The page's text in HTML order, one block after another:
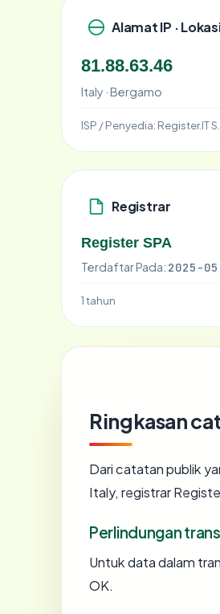
Alamat IP ·
81.88.63.46
Italy · Bergamo
ISP / Penyedia: Register.IT
Registrar
Register SPA
Terdaftar Pada: 2025-
1 tahun
Ringkasan
Dari catatan publik
Italy, registrar
Perlindungan
Untuk data dalam
OK.